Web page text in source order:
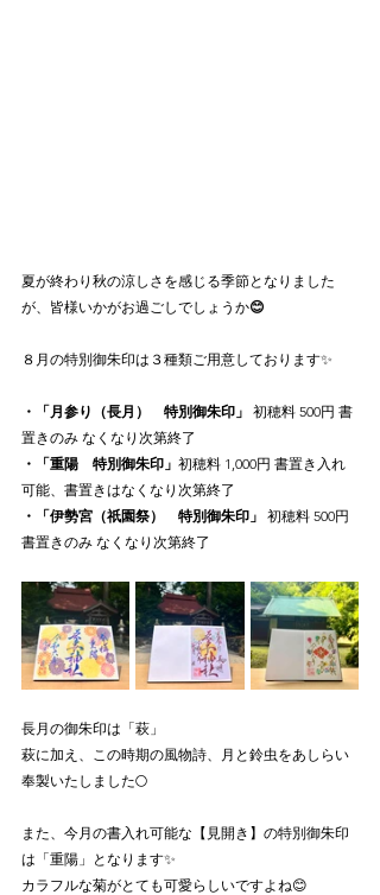
夏が終わり秋の涼しさを感じる季節となりました
が、皆様いかがお過ごしでしょうか😊
８月の特別御朱印は３種類ご用意しております✨
・「月参り（長月）　特別御朱印」 初穂料 500円 書
置きのみ なくなり次第終了
・「重陽　特別御朱印」 初穂料 1,000円 書置き入れ
可能、書置きはなくなり次第終了
・「伊勢宮（祇園祭）　特別御朱印」 初穂料 500円
書置きのみ なくなり次第終了
長月の御朱印は「萩」
萩に加え、この時期の風物詩、月と鈴虫をあしらい
奉製いたしました🌕
また、今月の書入れ可能な【見開き】の特別御朱印
は「重陽」となります✨
カラフルな菊がとても可愛らしいですよね😊